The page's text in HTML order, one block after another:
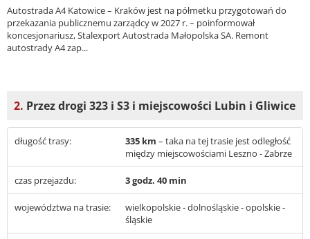
Autostrada A4 Katowice – Kraków jest na półmetku przygotowań do
przekazania publicznemu zarządcy w 2027 r. – poinformował
koncesjonariusz, Stalexport Autostrada Małopolska SA. Remont
autostrady A4 zap...
2. Przez drogi 323 i S3 i miejscowości Lubin i Gliwice
długość trasy: 335 km – taka na tej trasie jest odległość
między miejscowościami Leszno - Zabrze
czas przejazdu: 3 godz. 40 min
województwa na trasie:
wielkopolskie - dolnośląskie - opolskie -
śląskie